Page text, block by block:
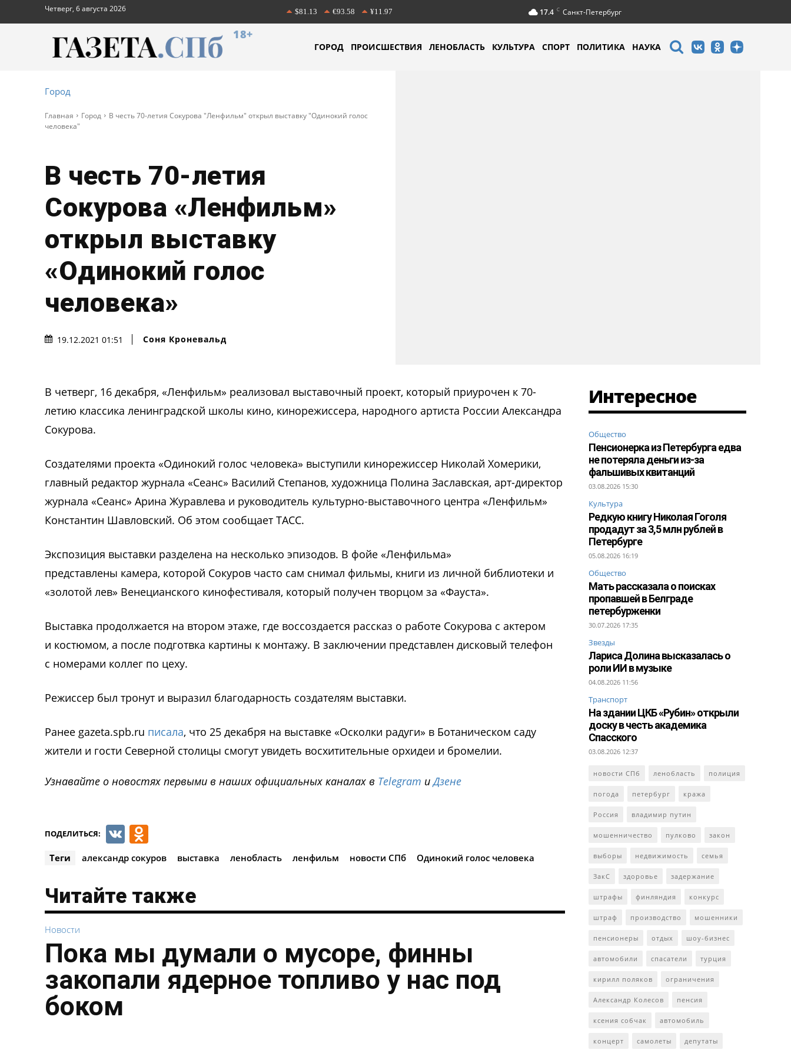
Четверг, 6 августа 2026 $81.13 €93.58 ¥11.97 17.4 C Санкт-Петербург
18+
ГОРОД ПРОИСШЕСТВИЯ ЛЕНОБЛАСТЬ КУЛЬТУРА СПОРТ ПОЛИТИКА НАУКА
Город
Главная Город
В честь 70-летия Сокурова "Ленфильм" открыл выставку "Одинокий голос
человека"
В честь 70-летия
Сокурова «Ленфильм»
открыл выставку
«Одинокий голос
человека»
19.12.2021 01:51 Соня Кроневальд
В четверг, 16 декабря, «Ленфильм» реализовал выставочный проект, который приурочен к 70-
летию классика ленинградской школы кино, кинорежиссера, народного артиста России Александра
Сокурова.
Создателями проекта «Одинокий голос человека» выступили кинорежиссер Николай Хомерики,
главный редактор журнала «Сеанс» Василий Степанов, художница Полина Заславская, арт-директор
журнала «Сеанс» Арина Журавлева и руководитель культурно-выставочного центра «Ленфильм»
Константин Шавловский. Об этом сообщает ТАСС.
Экспозиция выставки разделена на несколько эпизодов. В фойе «Ленфильма»
представлены камера, которой Сокуров часто сам снимал фильмы, книги из личной библиотеки и
«золотой лев» Венецианского кинофестиваля, который получен творцом за «Фауста».
Выставка продолжается на втором этаже, где воссоздается рассказ о работе Сокурова с актером
и костюмом, а после подготвка картины к монтажу. В заключении представлен дисковый телефон
с номерами коллег по цеху.
Режиссер был тронут и выразил благодарность создателям выставки.
Ранее gazeta.spb.ru писала, что 25 декабря на выставке «Осколки радуги» в Ботаническом саду
жители и гости Северной столицы смогут увидеть восхитительные орхидеи и бромелии.
Узнавайте о новостях первыми в наших официальных каналах в Telegram иДзене
ПОДЕЛИТЬСЯ: VK
Теги александр сокуров выставка ленобласть ленфильм новости СПб Одинокий голос человека
Читайте также
Новости
Пока мы думали о мусоре, финны
закопали ядерное топливо у нас под
боком
Интересное
Общество
Пенсионерка из Петербурга едва
не потеряла деньги из-за
фальшивых квитанций
03.08.2026 15:30
Культура
Редкую книгу Николая Гоголя
продадут за 3,5 млн рублей в
Петербурге
05.08.2026 16:19
Общество
Мать рассказала о поисках
пропавшей в Белграде
петербурженки
30.07.2026 17:35
Звезды
Лариса Долина высказалась о
роли ИИ в музыке
04.08.2026 11:56
Транспорт
На здании ЦКБ «Рубин» открыли
доску в честь академика
Спасского
03.08.2026 12:37
новости СПб ленобласть полиция
погода петербург кража
Россия владимир путин
мошенничество пулково закон
выборы недвижимость семья
ЗакС здоровье задержание
штрафы финляндия конкурс
штраф производство мошенники
пенсионеры отдых шоу-бизнес
автомобили спасатели турция
кирилл поляков ограничения
Александр Колесов пенсия
ксения собчак автомобиль
концерт самолеты депутаты